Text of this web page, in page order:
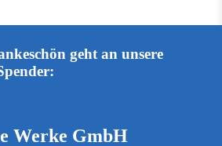
geht an unsere
Werke GmbH